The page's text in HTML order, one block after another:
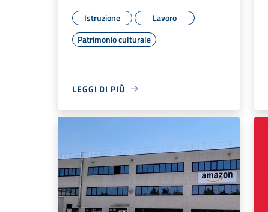
Istruzione
Lavoro
Patrimonio culturale
LEGGI DI PIÙ